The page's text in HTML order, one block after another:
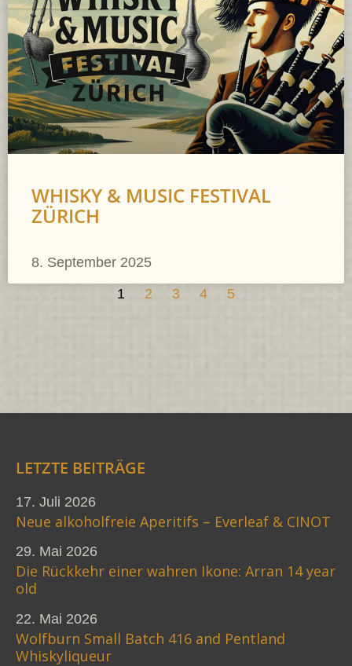
WHISKY & MUSIC FESTIVAL
ZÜRICH
8. September 2025
1
2 3 4 5
LETZTE BEITRÄGE
17. Juli 2026
Neue alkoholfreie Aperitifs – Everleaf & CINOT
29. Mai 2026
Die Rückkehr einer wahren Ikone: Arran 14 year
old
22. Mai 2026
Wolfburn Small Batch 416 and Pentland
Whiskyliqueur